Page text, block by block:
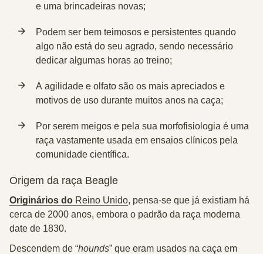
e uma brincadeiras novas;
Podem ser bem teimosos e persistentes quando
algo não está do seu agrado, sendo necessário
dedicar algumas horas ao treino;
A agilidade e olfato são os mais apreciados e
motivos de uso durante muitos anos na caça;
Por serem meigos e pela sua morfofisiologia é uma
raça vastamente usada em ensaios clínicos pela
comunidade científica.
Origem da raça Beagle
Originários do Reino Unido, pensa-se que já existiam há
cerca de 2000 anos, embora o padrão da raça moderna
date de 1830.
Descendem de “hounds” que eram usados na caça em